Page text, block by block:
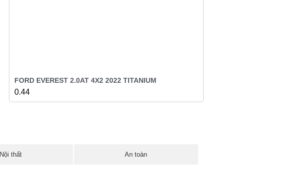
FORD EVEREST 2.0AT 4X2 2022 TITANIUM
Nội thất An toàn